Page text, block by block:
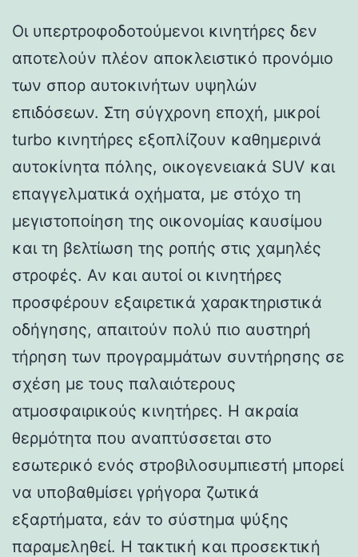
Οι υπερτροφοδοτούμενοι κινητήρες δεν
αποτελούν πλέον αποκλειστικό προνόμιο
των σπορ αυτοκινήτων υψηλών
επιδόσεων. Στη σύγχρονη εποχή, μικροί
turbo κινητήρες εξοπλίζουν καθημερινά
αυτοκίνητα πόλης, οικογενειακά SUV και
επαγγελματικά οχήματα, με στόχο τη
μεγιστοποίηση της οικονομίας καυσίμου
και τη βελτίωση της ροπής στις χαμηλές
στροφές. Αν και αυτοί οι κινητήρες
προσφέρουν εξαιρετικά χαρακτηριστικά
οδήγησης, απαιτούν πολύ πιο αυστηρή
τήρηση των προγραμμάτων συντήρησης σε
σχέση με τους παλαιότερους
ατμοσφαιρικούς κινητήρες. Η ακραία
θερμότητα που αναπτύσσεται στο
εσωτερικό ενός στροβιλοσυμπιεστή μπορεί
να υποβαθμίσει γρήγορα ζωτικά
εξαρτήματα, εάν το σύστημα ψύξης
παραμεληθεί. Η τακτική και προσεκτική